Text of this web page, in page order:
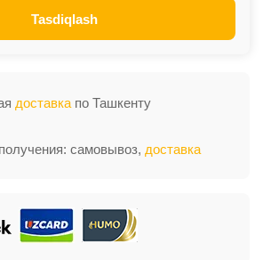
Tasdiqlash
доставка по Ташкенту
самовывоз, доставка